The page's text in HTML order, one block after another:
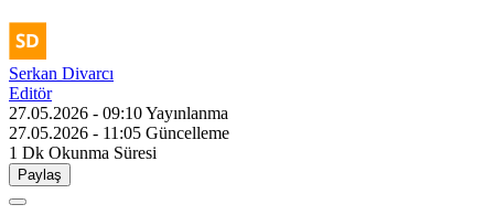
Serkan Divarcı
Editör
27.05.2026 - 09:10Yayınlanma
27.05.2026 - 11:05 Güncelleme
1 Dk Okunma Süresi
Paylaş